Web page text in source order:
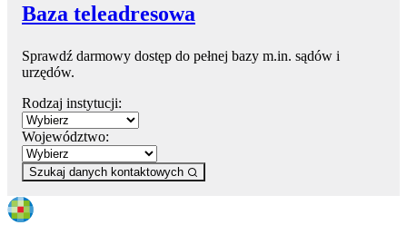
Baza teleadresowa
Sprawdź darmowy dostęp do pełnej bazy m.in. sądów i
urzędów.
Rodzaj instytucji:
Województwo:
Szukaj danych kontaktowych